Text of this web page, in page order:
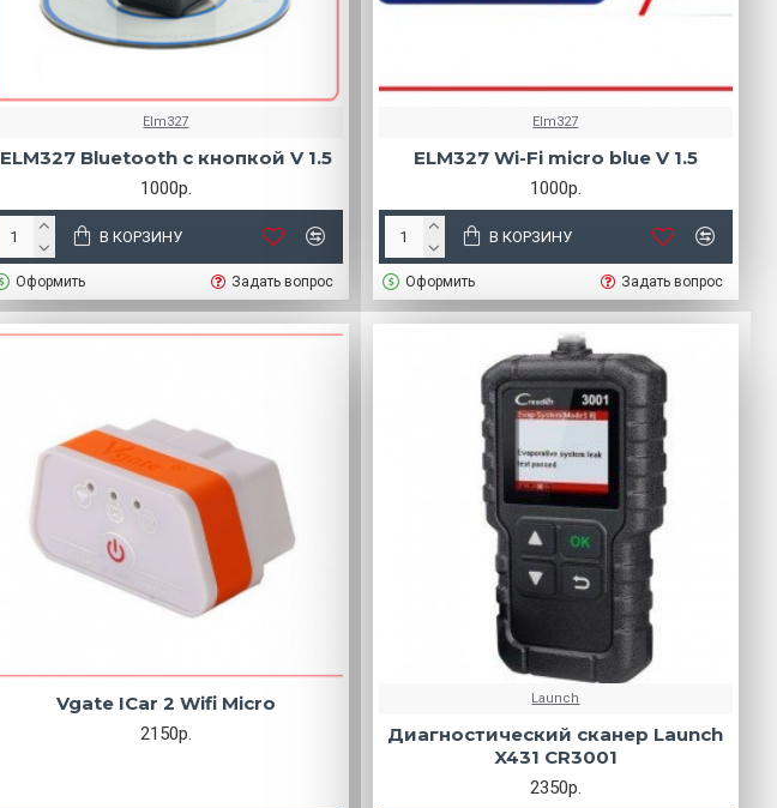
Elm327
ELM327 Bluetooth с кнопкой V 1.5
1000р.
В КОРЗИНУ
Оформить Задать вопрос
Elm327
ELM327 Wi-Fi micro blue V 1.5
1000р.
В КОРЗИНУ
Оформить Задать вопрос
Vgate ICar 2 Wifi Micro
2150р.
Launch
Диагностический сканер Launch
X431 CR3001
2350р.